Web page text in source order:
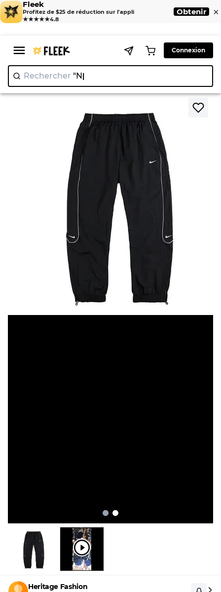
Fleek
Profitez de $25 de réduction sur l'appli
★★★★★4.8
Obtenir ×
Connexion
Rechercher "Nike"
Home > Pant > Jogging Nike de marque
Heritage Fashion